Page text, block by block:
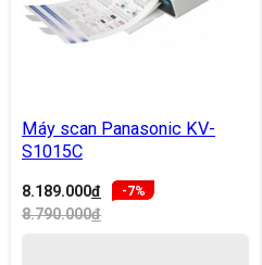
Máy scan Panasonic KV-
S1015C
8.189.000đ -7%
8.790.000đ